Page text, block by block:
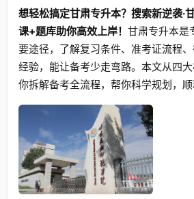
想轻松搞定甘肃专升本？搜索新逆袭·
课+题库助你高效上岸！ 甘肃专升本是
要途径，了解复习条件、准考证流程
经验，能让备考少走弯路。本文从四
你拆解备考全流程，帮你科学规划，顺